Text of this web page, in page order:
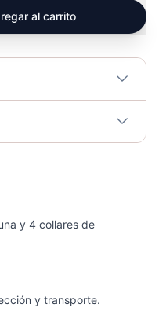
al carrito
No
y 4 collares de
y transporte.